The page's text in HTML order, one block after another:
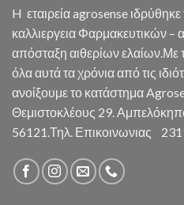
H εταιρεία agrosense
καλλιεργεια Φαρμακευτικών
απόσταξη αιθερίων
όλα αυτά τα χρόνια από τις
ανοίξουμε το κατάστημα
Θεμιστοκλέους 29.
56121.Τηλ. Επικοινωνιας